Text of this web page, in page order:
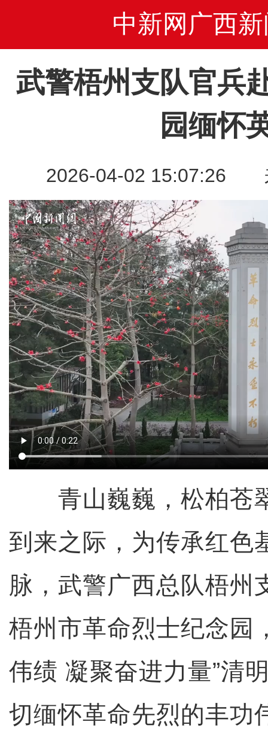
中新网广西新
武警梧州支队官兵
园缅怀
2026-04-02 15:07:26
青山巍巍，松柏苍
到来之际，为传承红色
脉，武警广西总队梧州
梧州市革命烈士纪念园
伟绩 凝聚奋进力量”清
切缅怀革命先烈的丰功